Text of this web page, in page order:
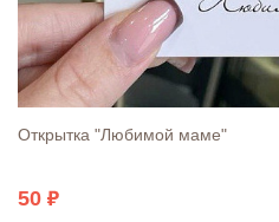
Открытка "Любимой маме"
50